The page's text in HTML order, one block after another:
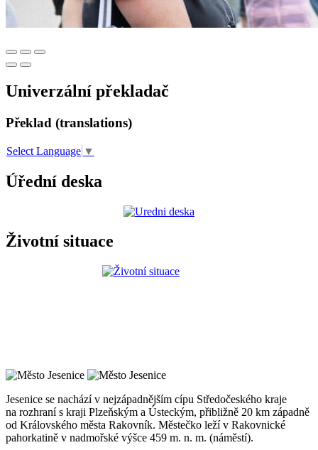
Univerzální překladač
Překlad (translations)
Select Language ▼
Úřední deska
Životní situace
Jesenice se nachází v nejzápadnějším cípu Středočeského kraje
na rozhraní s kraji Plzeňským a Ústeckým, přibližně 20 km západně
od Královského města Rakovník. Městečko leží v Rakovnické
pahorkatině v nadmořské výšce 459 m. n. m. (náměstí).